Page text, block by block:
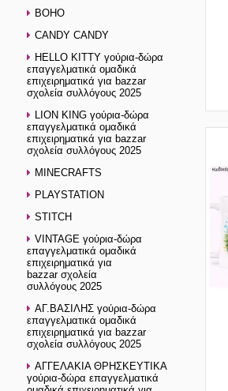
BOHO
CANDY CANDY
HELLO KITTY γούρια-δώρα
επαγγελματικά ομαδικά
επιχειρηματικά για bazzar
σχολεία συλλόγους 2025
LION KING γούρια-δώρα
επαγγελματικά ομαδικά
επιχειρηματικά για bazzar
σχολεία συλλόγους 2025
MINECRAFTS
PLAYSTATION
STITCH
VINTAGE γούρια-δώρα
επαγγελματικά ομαδικά
επιχειρηματικά για
bazzar σχολεία
συλλόγους 2025
ΑΓ.ΒΑΣΙΛΗΣ γούρια-δώρα
επαγγελματικά ομαδικά
επιχειρηματικά για bazzar
σχολεία συλλόγους 2025
ΑΓΓΕΛΑΚΙΑ ΘΡΗΣΚΕΥΤΙΚΑ
γούρια-δώρα επαγγελματικά